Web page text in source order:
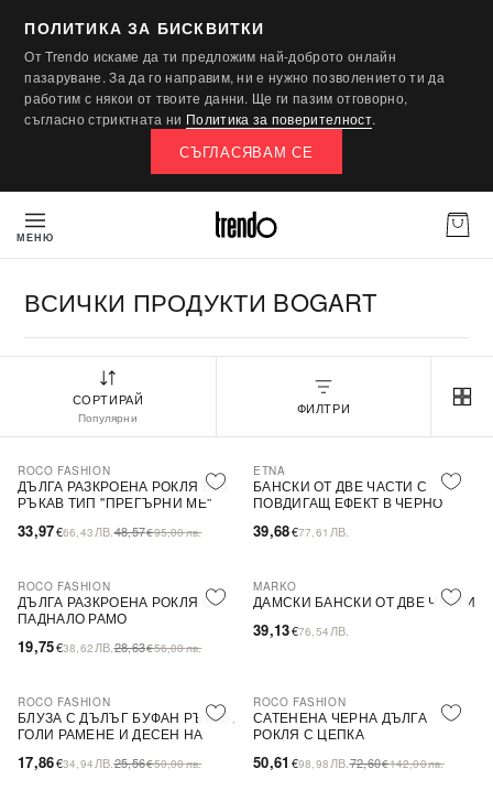
ПОЛИТИКА ЗА БИСКВИТКИ
От Trendo искаме да ти предложим най-доброто онлайн
пазаруване. За да го направим, ни е нужно позволението ти да
работим с някои от твоите данни. Ще ги пазим отговорно,
съгласно стриктната ни Политика за поверителност.
СЪГЛАСЯВАМ СЕ
МЕНЮ
ВСИЧКИ ПРОДУКТИ BOGART
СОРТИРАЙ
Популярни
ФИЛТРИ
-30%
ROCO FASHION
ДЪЛГА РАЗКРОЕНА РОКЛЯ БЕЗ
РЪКАВ ТИП ''ПРЕГЪРНИ МЕ''
33,97€66,43 ЛВ.48,57€95,00лв.
ETNA
БАНСКИ ОТ ДВЕ ЧАСТИ С
ПОВДИГАЩ ЕФЕКТ В ЧЕРНО
39,68€77,61 ЛВ.
-31%
ROCO FASHION
ДЪЛГА РАЗКРОЕНА РОКЛЯ С
ПАДНАЛО РАМО
19,75€38,62 ЛВ.28,63€56,00лв.
MARKO
ДАМСКИ БАНСКИ ОТ ДВЕ ЧАСТИ
39,13€76,54 ЛВ.
-30%
ROCO FASHION
БЛУЗА С ДЪЛЪГ БУФАН РЪКАВ,
ГОЛИ РАМЕНЕ И ДЕСЕН НА
17,86€34,94 ЛВ.25,56€50,00лв.
-30%
ROCO FASHION
САТЕНЕНА ЧЕРНА ДЪЛГА
РОКЛЯ С ЦЕПКА
50,61 €98,98 ЛВ.72,60€142,00лв.